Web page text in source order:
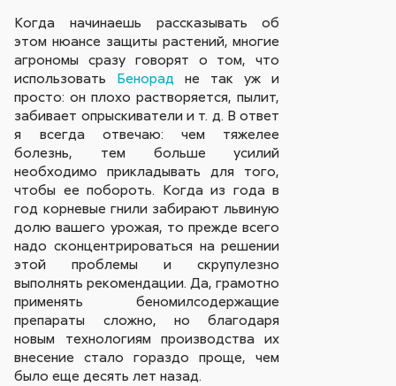
Когда начинаешь рассказывать об
этом нюансе защиты растений, многие
агрономы сразу говорят о том, что
использовать Бенорад не так уж и
просто: он плохо растворяется, пылит,
забивает опрыскиватели и т. д. В ответ
я всегда отвечаю: чем тяжелее
болезнь, тем больше усилий
необходимо прикладывать для того,
чтобы ее побороть. Когда из года в
год корневые гнили забирают львиную
долю вашего урожая, то прежде всего
надо сконцентрироваться на решении
этой проблемы и скрупулезно
выполнять рекомендации. Да, грамотно
применять беномилсодержащие
препараты сложно, но благодаря
новым технологиям производства их
внесение стало гораздо проще, чем
было еще де­сять лет назад.